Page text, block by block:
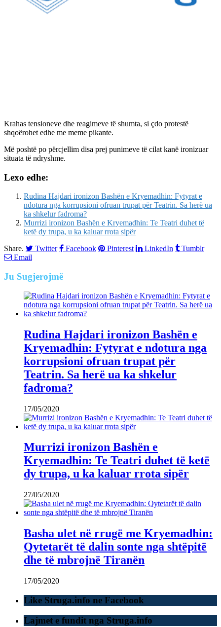
Krahas tensioneve dhe reagimeve të shumta, si çdo protestë
shqoërohet edhe me meme pikante.
Më poshtë po përcjellim disa prej punimeve të cilat kanë ironizuar
situata të ndryshme.
Lexo edhe:
Rudina Hajdari ironizon Bashën e Kryemadhin: Fytyrat e
ndotura nga korrupsioni ofruan trupat për Teatrin. Sa herë ua
ka shkelur fadroma?
Murrizi ironizon Bashën e Kryemadhin: Te Teatri duhet të
ketë dy trupa, u ka kaluar rrota sipër
Share.
Twitter Facebook Pinterest LinkedIn
Tumblr
Email
Ju Sugjerojmë
Rudina Hajdari ironizon Bashën e
Kryemadhin: Fytyrat e ndotura nga
korrupsioni ofruan trupat për
Teatrin. Sa herë ua ka shkelur
fadroma?
17/05/2020
Murrizi ironizon Bashën e
Kryemadhin: Te Teatri duhet të ketë
dy trupa, u ka kaluar rrota sipër
27/05/2020
Basha ulet në rrugë me Kryemadhin:
Qytetarët të dalin sonte nga shtëpitë
dhe të mbrojnë Tiranën
17/05/2020
Like Struga.info ne Facebook
Lajmet e fundit nga Struga.info